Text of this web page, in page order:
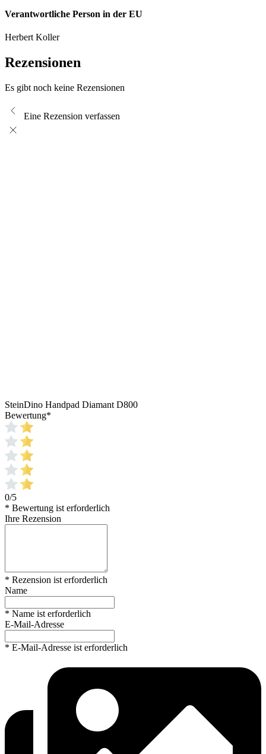
Verantwortliche Person in der EU
Herbert Koller
Rezensionen
Es gibt noch keine Rezensionen
Eine Rezension verfassen
SteinDino Handpad Diamant D800
Bewertung*
0/5
* Bewertung ist erforderlich
Ihre Rezension
* Rezension ist erforderlich
Name
* Name ist erforderlich
E-Mail-Adresse
* E-Mail-Adresse ist erforderlich